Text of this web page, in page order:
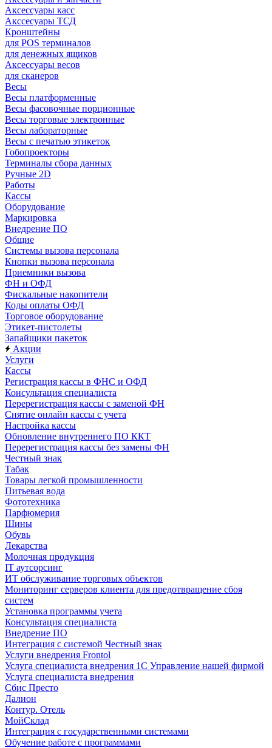
Аксессуары касс
Акссесуары ТСД
Кронштейны
для POS терминалов
для денежных ящиков
Аксессуары весов
для сканеров
Весы
Весы платформенные
Весы фасовочные порционные
Весы торговые электронные
Весы лабораторные
Весы с печатью этикеток
Гобопроекторы
Терминалы сбора данных
Ручные 2D
Работы
Кассы
Оборудование
Маркировка
Внедрение ПО
Общие
Системы вызова персонала
Кнопки вызова персонала
Приемники вызова
ФН и ОФД
Фискальные накопители
Коды оплаты ОФД
Торговое оборудование
Этикет-пистолеты
Запайщики пакеток
Акции
Услуги
Кассы
Регистрация кассы в ФНС и ОФД
Консультация специалиста
Перерегистрация кассы с заменой ФН
Снятие онлайн кассы с учета
Настройка кассы
Обновление внутреннего ПО ККТ
Перерегистрация кассы без замены ФН
Честный знак
Табак
Товары легкой промышленности
Питьевая вода
Фототехника
Парфюмерия
Шины
Обувь
Лекарства
Молочная продукция
IT аутсорсинг
ИТ обслуживание торговых объектов
Мониторинг серверов клиента для предотвращение сбоя
систем
Установка программы учета
Консультация специалиста
Внедрение ПО
Интеграция с системой Честный знак
Услуги внедрения Frontol
Услуга специалиста внедрения 1С Управление нашей фирмой
Услуга специалиста внедрения
Сбис Престо
Далион
Контур. Отель
МойСклад
Интеграция с государственными системами
Обучение работе с программами